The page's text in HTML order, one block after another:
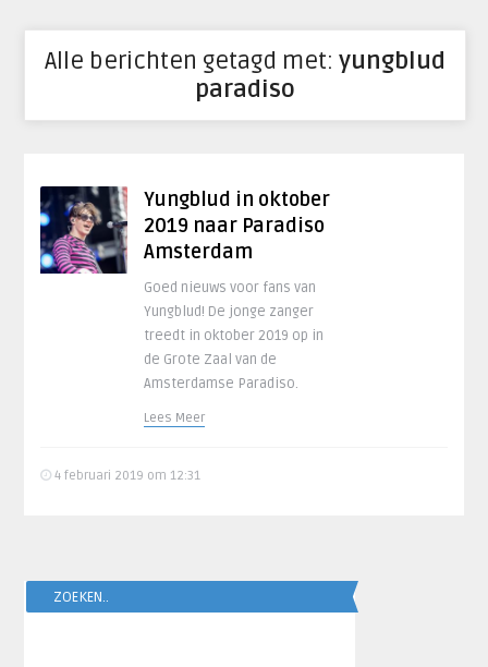
Alle berichten getagd met: yungblud
paradiso
Yungblud in oktober
2019 naar Paradiso
Amsterdam
Goed nieuws voor fans van
Yungblud! De jonge zanger
treedt in oktober 2019 op in
de Grote Zaal van de
Amsterdamse Paradiso.
Lees Meer
4 februari 2019 om 12:31
ZOEKEN..